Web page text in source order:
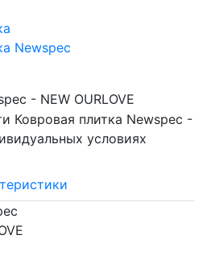
Newspec
- NEW OURLOVE
Ковровая плитка Newspec -
условиях